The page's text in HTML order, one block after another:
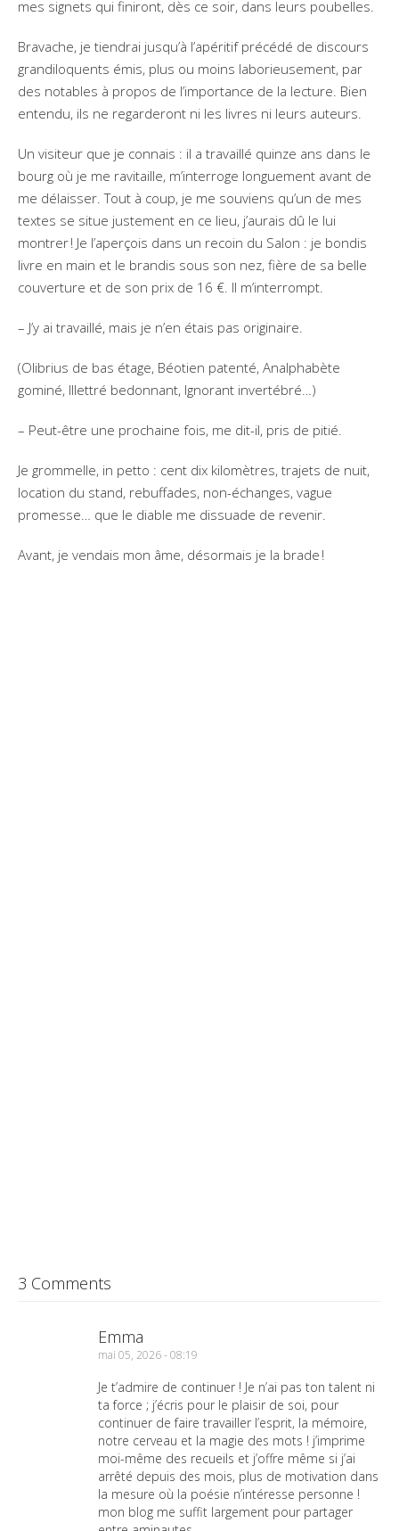
mes signets qui finiront, dès ce soir, dans leurs poubelles.
Bravache, je tiendrai jusqu’à l’apéritif précédé de discours
grandiloquents émis, plus ou moins laborieusement, par
des notables à propos de l’importance de la lecture. Bien
entendu, ils ne regarderont ni les livres ni leurs auteurs.
Un visiteur que je connais : il a travaillé quinze ans dans le
bourg où je me ravitaille, m’interroge longuement avant de
me délaisser. Tout à coup, je me souviens qu’un de mes
textes se situe justement en ce lieu, j’aurais dû le lui
montrer ! Je l’aperçois dans un recoin du Salon : je bondis
livre en main et le brandis sous son nez, fière de sa belle
couverture et de son prix de 16 €. Il m’interrompt.
– J’y ai travaillé, mais je n’en étais pas originaire.
(Olibrius de bas étage, Béotien patenté, Analphabète
gominé, Illettré bedonnant, Ignorant invertébré…)
– Peut-être une prochaine fois, me dit-il, pris de pitié.
Je grommelle, in petto : cent dix kilomètres, trajets de nuit,
location du stand, rebuffades, non-échanges, vague
promesse… que le diable me dissuade de revenir.
Avant, je vendais mon âme, désormais je la brade !
3 Comments
Emma
mai 05, 2026 - 08:19
Je t’admire de continuer ! Je n’ai pas ton talent ni
ta force ; j’écris pour le plaisir de soi, pour
continuer de faire travailler l’esprit, la mémoire,
notre cerveau et la magie des mots ! j’imprime
moi-même des recueils et j’offre même si j’ai
arrêté depuis des mois, plus de motivation dans
la mesure où la poésie n’intéresse personne !
mon blog me suffit largement pour partager